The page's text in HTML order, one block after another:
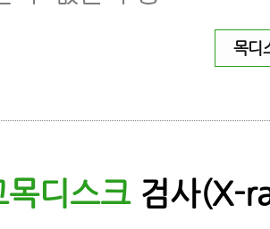
목디
디스크검사(X-